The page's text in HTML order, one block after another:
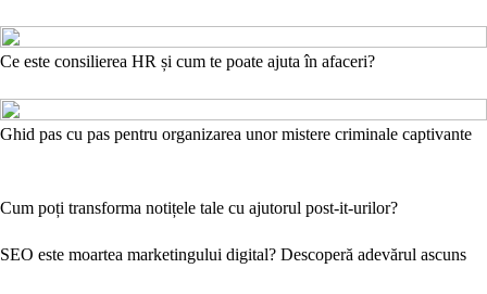
Ce este consilierea HR și cum te poate ajuta în afaceri?
Ghid pas cu pas pentru organizarea unor mistere criminale captivante
Cum poți transforma notițele tale cu ajutorul post-it-urilor?
SEO este moartea marketingului digital? Descoperă adevărul ascuns